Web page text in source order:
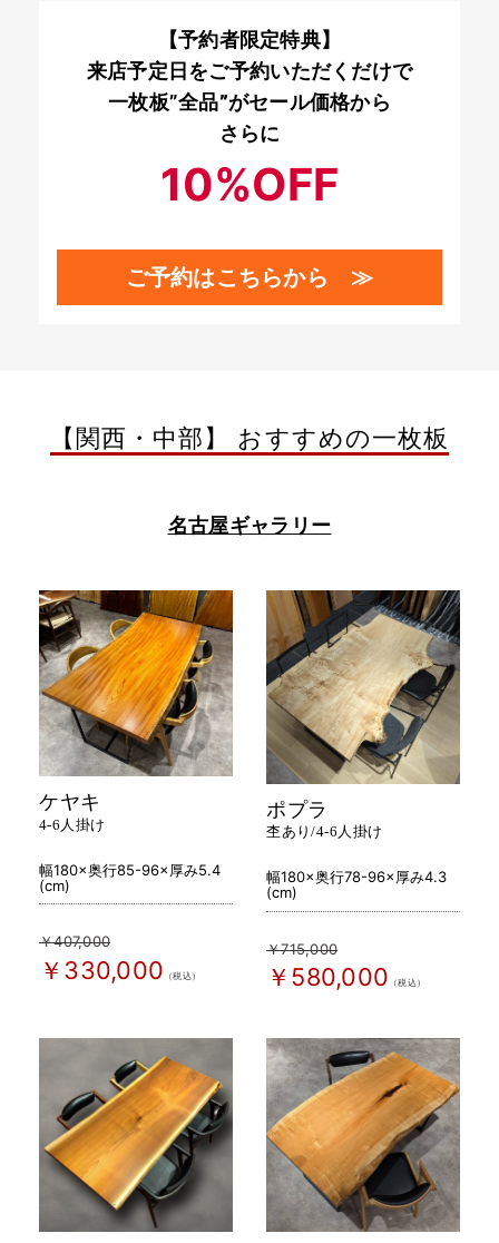
【予約者限定特典】
来店予定日をご予約いただくだけで
一枚板”全品”がセール価格から
さらに
10%OFF
ご予約はこちらから ≫
【関西・中部】 おすすめの一枚板
名古屋ギャラリー
ケヤキ
4-6人掛け
幅180×奥行85-96×厚み5.4
(cm)
￥407,000
￥330,000 （税込）
ポプラ
杢あり/4-6人掛け
幅180×奥行78-96×厚み4.3
(cm)
￥715,000
￥580,000 （税込）